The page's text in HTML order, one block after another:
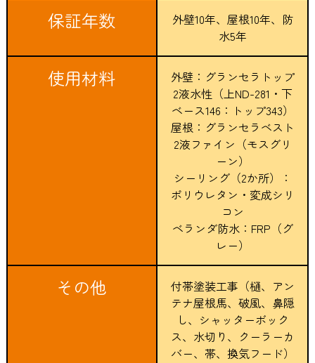
保証年数
外壁10年、屋根10年、防
水5年
使用材料
外壁：グランセラトップ
2液水性（上ND-281・下
ベース146：トップ343）
屋根：グランセラベスト
2液ファイン（モスグリ
ーン）
シーリング（2か所）：
ポリウレタン・変成シリ
コン
ベランダ防水：FRP（グ
レー）
その他
付帯塗装工事（樋、アン
テナ屋根馬、破風、鼻隠
し、シャッターボック
ス、水切り、クーラーカ
バー、帯、換気フード）